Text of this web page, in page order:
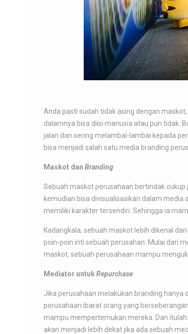
Anda pasti sudah tidak asing dengan
dalamnya bisa diisi manusia atau pun tidak.
jalan dan sering melambai-lambai kepada
bisa menjadi salah satu media branding
Maskot dan Branding
Sebuah maskot perusahaan bertindak
kemudian bisa divisualisasikan dalam media
memiliki karakter tersendiri. Sehingga ia
Kadangkala, sebuah maskot lebih dikenal
poin-poin inti sebuah perusahan. Mulai dari
maskot, sebuah perusahaan mampu
Mediator untukRepurchase
Jika perusahaan melakukan branding hanya
perusahaan ibarat orang yang
mampu mempertemukan mereka. Dan
akan menjadi lebih dekat jika ada sebuah